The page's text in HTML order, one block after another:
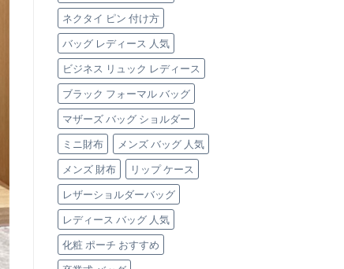
ネクタイ ピン 付け方
バッグ レディース 人気
ビジネス リュック レディース
ブラック フォーマル バッグ
マザーズ バッグ ショルダー
ミニ財布
メンズ バッグ 人気
メンズ 財布
リップ ケース
レザーショルダーバッグ
レディース バッグ 人気
化粧 ポーチ おすすめ